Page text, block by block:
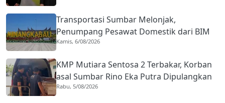
Transportasi Sumbar Melonjak,
Penumpang Pesawat Domestik dari BIM
Naik Hampir 33 Persen
Kamis, 6/08/2026
KMP Mutiara Sentosa 2 Terbakar, Korban
asal Sumbar Rino Eka Putra Dipulangkan
ke Agam
Rabu, 5/08/2026